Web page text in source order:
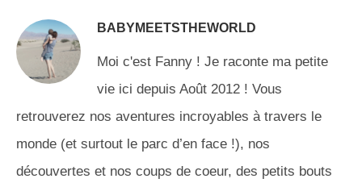
BABYMEETSTHEWORLD
Moi c'est Fanny ! Je raconte ma petite
vie ici depuis Août 2012 ! Vous
retrouverez nos aventures incroyables à travers le
monde (et surtout le parc d’en face !), nos
découvertes et nos coups de coeur, des petits bouts